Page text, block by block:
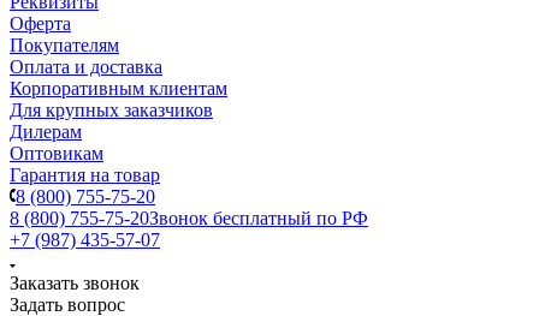
Оферта
Покупателям
Оплата и доставка
Корпоративным клиентам
Для крупных заказчиков
Дилерам
Оптовикам
Гарантия на товар
8 (800) 755-75-20
8 (800) 755-75-20Звонок бесплатный по РФ
+7 (987) 435-57-07
Заказать звонок
Задать вопрос